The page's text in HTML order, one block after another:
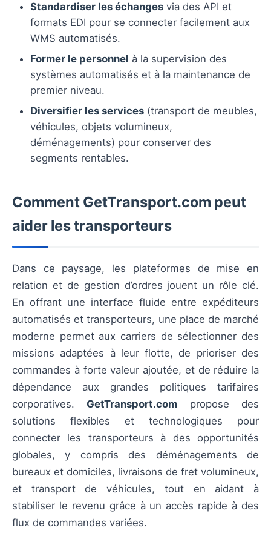
Standardiser les échanges via des API et
formats EDI pour se connecter facilement aux
WMS automatisés.
Former le personnel à la supervision des
systèmes automatisés et à la maintenance de
premier niveau.
Diversifier les services (transport de meubles,
véhicules, objets volumineux,
déménagements) pour conserver des
segments rentables.
Comment GetTransport.com peut
aider les transporteurs
Dans ce paysage, les plateformes de mise en
relation et de gestion d’ordres jouent un rôle clé.
En offrant une interface fluide entre expéditeurs
automatisés et transporteurs, une place de marché
moderne permet aux carriers de sélectionner des
missions adaptées à leur flotte, de prioriser des
commandes à forte valeur ajoutée, et de réduire la
dépendance aux grandes politiques tarifaires
corporatives. GetTransport.com propose des
solutions flexibles et technologiques pour
connecter les transporteurs à des opportunités
globales, y compris des déménagements de
bureaux et domiciles, livraisons de fret volumineux,
et transport de véhicules, tout en aidant à
stabiliser le revenu grâce à un accès rapide à des
flux de commandes variées.